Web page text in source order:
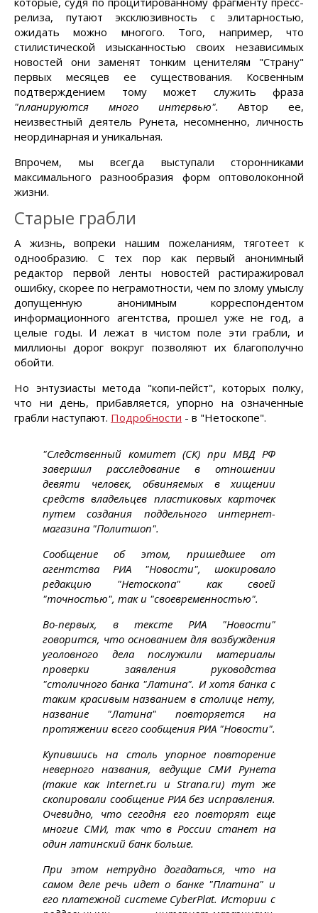
релиза, путают эксклюзивность с элитарностью,
ожидать можно многого. Того, например, что
стилистической изысканностью своих независимых
новостей они заменят тонким ценителям "Страну"
первых месяцев ее существования. Косвенным
подтверждением тому может служить фраза
"планируются много интервью". Автор ее,
неизвестный деятель Рунета, несомненно, личность
неординарная и уникальная.
Впрочем, мы всегда выступали сторонниками
максимального разнообразия форм оптоволоконной
жизни.
Старые грабли
А жизнь, вопреки нашим пожеланиям, тяготеет к
однообразию. С тех пор как первый анонимный
редактор первой ленты новостей растиражировал
ошибку, скорее по неграмотности, чем по злому умыслу
допущенную анонимным корреспондентом
информационного агентства, прошел уже не год, а
целые годы. И лежат в чистом поле эти грабли, и
миллионы дорог вокруг позволяют их благополучно
обойти.
Но энтузиасты метода "копи-пейст", которых полку,
что ни день, прибавляется, упорно на означенные
грабли наступают. Подробности - в "Нетоскопе".
"Следственный комитет (СК) при МВД РФ
завершил расследование в отношении
девяти человек, обвиняемых в хищении
средств владельцев пластиковых карточек
путем создания поддельного интернет-
магазина "Политшоп".
Сообщение об этом, пришедшее от
агентства РИА "Новости", шокировало
редакцию "Нетоскопа" как своей
"точностью", так и "своевременностью".
Во-первых, в тексте РИА "Новости"
говорится, что основанием для возбуждения
уголовного дела послужили материалы
проверки заявления руководства
"столичного банка "Латина". И хотя банка с
таким красивым названием в столице нету,
название "Латина" повторяется на
протяжении всего сообщения РИА "Новости".
Купившись на столь упорное повторение
неверного названия, ведущие СМИ Рунета
(такие как Internet.ru и Strana.ru) тут же
скопировали сообщение РИА без исправления.
Очевидно, что сегодня его повторят еще
многие СМИ, так что в России станет на
один латинский банк больше.
При этом нетрудно догадаться, что на
самом деле речь идет о банке "Платина" и
его платежной системе CyberPlat. Истории с